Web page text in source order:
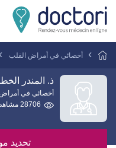
أخصائي في أمراض القلب
ذ. المندر
أخصائي في
28706 مشاهدة
تحديد